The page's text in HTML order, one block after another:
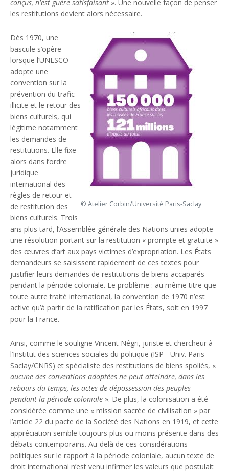
conçus, n'est guère satisfaisant ». Une nouvelle façon de penser
les restitutions devient alors nécessaire.
© Atelier Corbin/Université Paris-Saclay
Dès 1970, une
bascule s’opère
lorsque l’UNESCO
adopte une
convention sur la
prévention du trafic
illicite et le retour des
biens culturels, qui
légitime notamment
les demandes de
restitutions. Elle fixe
alors dans l’ordre
juridique
international des
règles de retour et
de restitution des
biens culturels. Trois
ans plus tard, l’Assemblée générale des Nations unies adopte
une résolution portant sur la restitution « prompte et gratuite »
des œuvres d’art aux pays victimes d’expropriation. Les États
demandeurs se saisissent rapidement de ces textes pour
justifier leurs demandes de restitutions de biens accaparés
pendant la période coloniale. Le problème : au même titre que
toute autre traité international, la convention de 1970 n’est
active qu’à partir de la ratification par les États, soit en 1997
pour la France.
Ainsi, comme le souligne Vincent Négri, juriste et chercheur à
l’Institut des sciences sociales du politique (ISP - Univ. Paris-
Saclay/CNRS) et spécialiste des restitutions de biens spoliés, «
aucune des conventions adoptées ne peut atteindre, dans les
rebours du temps, les actes de dépossession des peuples
pendant la période coloniale ». De plus, la colonisation a été
considérée comme une « mission sacrée de civilisation » par
l’article 22 du pacte de la Société des Nations en 1919, et cette
appréciation semble toujours plus ou moins présente dans des
débats contemporains. Au-delà de ces considérations
politiques sur le rapport à la période coloniale, aucun texte de
droit international n’est venu infirmer les valeurs que postulait